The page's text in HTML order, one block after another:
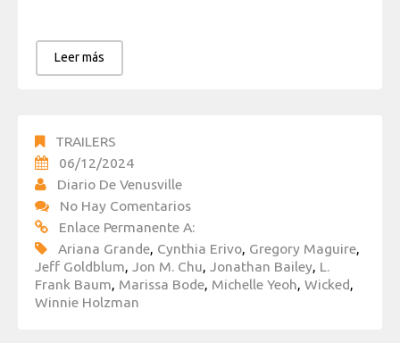
Leer más
TRAILERS
06/12/2024
Diario De Venusville
No Hay Comentarios
Enlace Permanente A:
Ariana Grande, Cynthia Erivo, Gregory Maguire,
Jeff Goldblum, Jon M. Chu, Jonathan Bailey, L.
Frank Baum, Marissa Bode, Michelle Yeoh, Wicked,
Winnie Holzman